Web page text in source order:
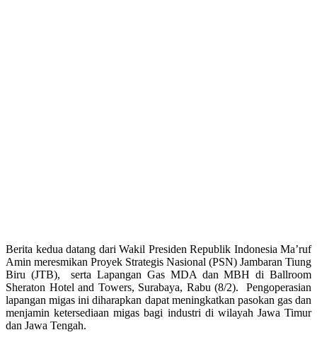
Berita kedua datang dari Wakil Presiden Republik Indonesia Ma’ruf
Amin meresmikan Proyek Strategis Nasional (PSN) Jambaran Tiung
Biru (JTB), serta Lapangan Gas MDA dan MBH di Ballroom
Sheraton Hotel and Towers, Surabaya, Rabu (8/2). Pengoperasian
lapangan migas ini diharapkan dapat meningkatkan pasokan gas dan
menjamin ketersediaan migas bagi industri di wilayah Jawa Timur
dan Jawa Tengah.